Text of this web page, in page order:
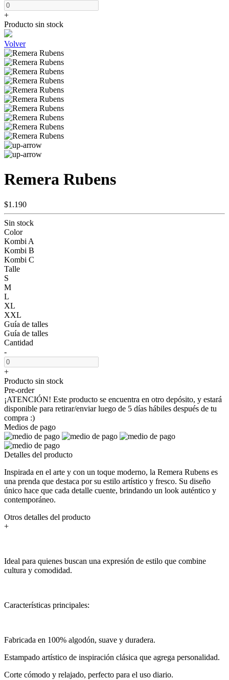
+
Producto sin stock
Volver
Remera Rubens
$1.190
Sin stock
Color
Kombi A
Kombi B
Kombi C
Talle
S
M
L
XL
XXL
Guía de talles
Guía de talles
Cantidad
-
+
Producto sin stock
Pre-order
¡ATENCIÓN! Este producto se encuentra en otro depósito, y estará
disponible para retirar/enviar luego de 5 días hábiles después de tu
compra :)
Medios de pago
Detalles del producto
Inspirada en el arte y con un toque moderno, la Remera Rubens es
una prenda que destaca por su estilo artístico y fresco. Su diseño
único hace que cada detalle cuente, brindando un look auténtico y
contemporáneo.
Otros detalles del producto
+
Ideal para quienes buscan una expresión de estilo que combine
cultura y comodidad.
Características principales:
Fabricada en 100% algodón, suave y duradera.
Estampado artístico de inspiración clásica que agrega personalidad.
Corte cómodo y relajado, perfecto para el uso diario.